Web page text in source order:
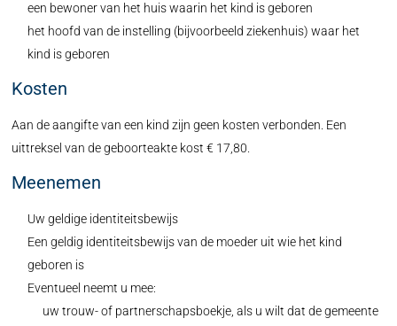
een bewoner van het huis waarin het kind is geboren
het hoofd van de instelling (bijvoorbeeld ziekenhuis) waar het
kind is geboren
Kosten
Aan de aangifte van een kind zijn geen kosten verbonden. Een
uittreksel van de geboorteakte kost € 17,80.
Meenemen
Uw geldige identiteitsbewijs
Een geldig identiteitsbewijs van de moeder uit wie het kind
geboren is
Eventueel neemt u mee:
uw trouw- of partnerschapsboekje, als u wilt dat de gemeente